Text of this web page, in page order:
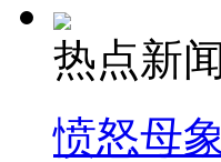
热点新闻
愤怒母